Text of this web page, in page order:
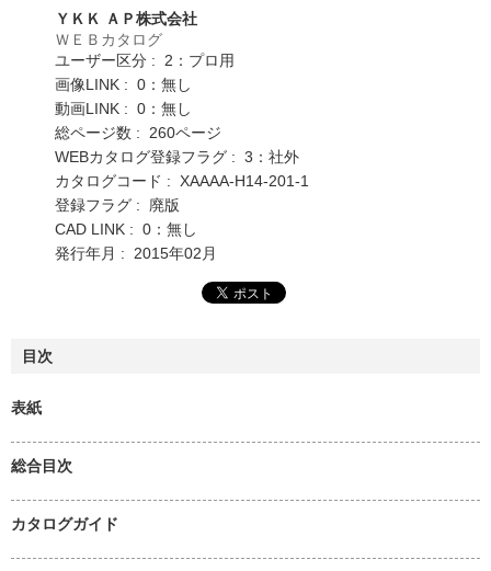
ＹＫＫ ＡＰ株式会社
ＷＥＢカタログ
ユーザー区分 : 2：プロ用
画像LINK : 0：無し
動画LINK : 0：無し
総ページ数 : 260ページ
WEBカタログ登録フラグ : 3：社外
カタログコード : XAAAA-H14-201-1
登録フラグ : 廃版
CAD LINK : 0：無し
発行年月 : 2015年02月
目次
表紙
総合目次
カタログガイド